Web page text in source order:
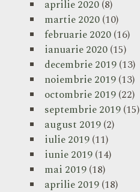
aprilie 2020(8)
martie 2020(10)
februarie 2020(16)
ianuarie 2020(15)
decembrie 2019(13)
noiembrie 2019(13)
octombrie 2019(22)
septembrie 2019(15)
august 2019(2)
iulie 2019(11)
iunie 2019(14)
mai 2019(18)
aprilie 2019(18)